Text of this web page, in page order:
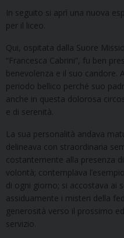
In seguito si aprì una nuova
per il liceo.
Qui, ospitata dalla Suore
“Francesca Cabrini”, fu ben
benevolenza e il suo candore.
periodo bellico perché suo
anche in questa dolorosa
e di serenità.
La sua personalità andava
delineava con straordinaria
costantemente alla presenza
volontà; contemplava
di ogni giorno; si accostava ai
assiduamente i misteri della
generosità verso il prossimo
servizio.